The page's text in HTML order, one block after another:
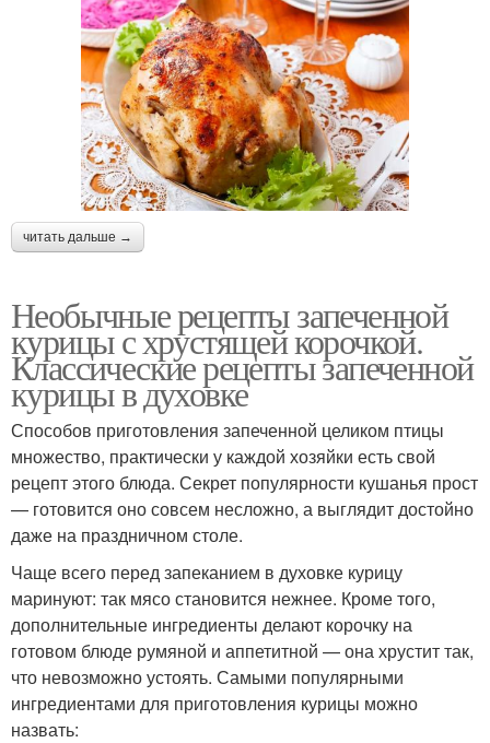
читать дальше →
Необычные рецепты запеченной
курицы с хрустящей корочкой.
Классические рецепты запеченной
курицы в духовке
Способов приготовления запеченной целиком птицы
множество, практически у каждой хозяйки есть свой
рецепт этого блюда. Секрет популярности кушанья прост
— готовится оно совсем несложно, а выглядит достойно
даже на праздничном столе.
Чаще всего перед запеканием в духовке курицу
маринуют: так мясо становится нежнее. Кроме того,
дополнительные ингредиенты делают корочку на
готовом блюде румяной и аппетитной — она хрустит так,
что невозможно устоять. Самыми популярными
ингредиентами для приготовления курицы можно
назвать: